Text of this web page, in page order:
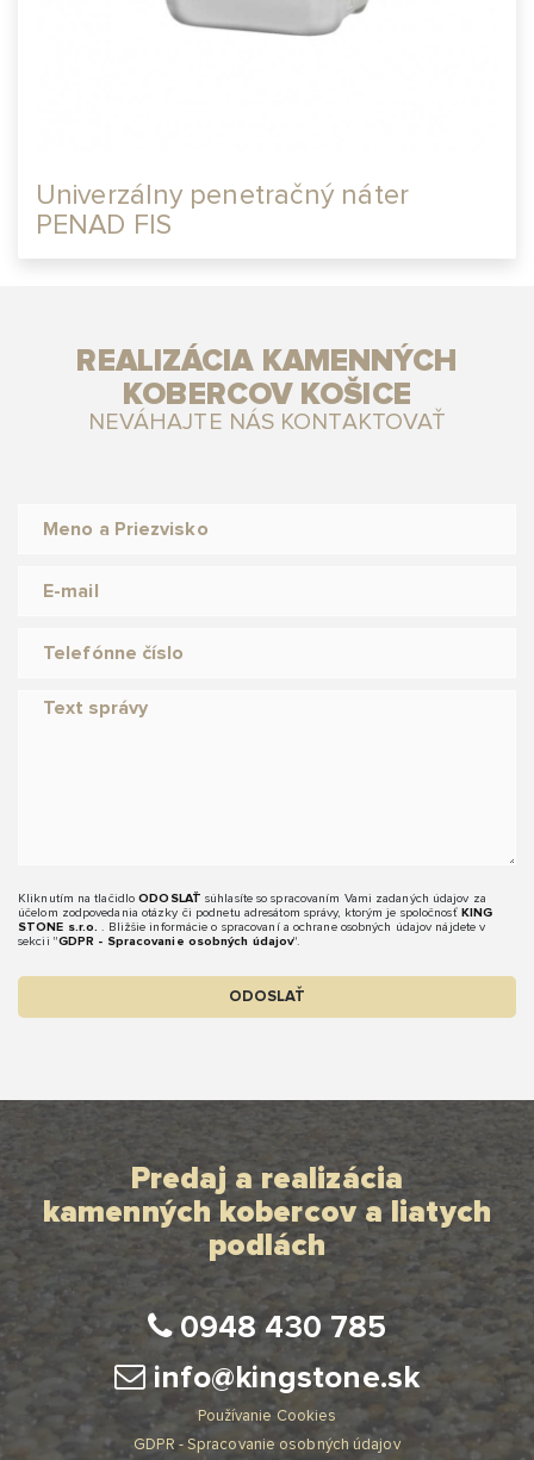
Univerzálny penetračný náter
PENAD FIS
REALIZÁCIA KAMENNÝCH
KOBERCOV KOŠICE
NEVÁHAJTE NÁS KONTAKTOVAŤ
Kliknutím na tlačidloODOSLAŤsúhlasíte so spracovaním Vami zadaných údajov za
účelom zodpovedania otázky či podnetu adresátom správy, ktorým je spoločnosť KING
STONE s.r.o.
. Bližšie informácie o spracovaní a ochrane osobných údajov nájdete v
sekcii "GDPR - Spracovanie osobných údajov".
ODOSLAŤ
Predaj a realizácia
kamenných kobercov a liatych
podlách
0948 430 785
info@kingstone.sk
Používanie Cookies
GDPR - Spracovanie osobných údajov